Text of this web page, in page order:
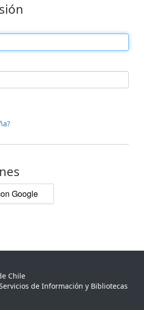
Google
Chile
de Información y Bibliotecas